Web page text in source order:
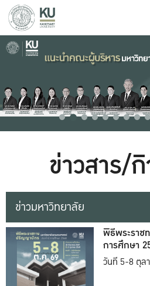
ข่าวสาร/
ข่าวมหาวิทยาลัย
พิธีพระราช
การศึกษา
วันที่ 5-8 ตุล